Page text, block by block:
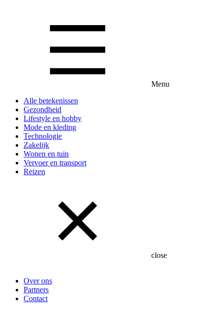
Menu
Alle betekenissen
Gezondheid
Lifestyle en hobby
Mode en kleding
Technologie
Zakelijk
Wonen en tuin
Vervoer en transport
Reizen
close
Over ons
Partners
Contact